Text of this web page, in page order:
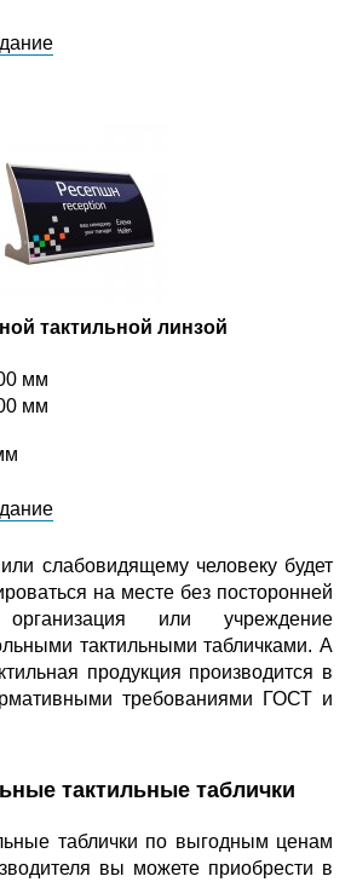
тактильной линзой
мм
мм
слабовидящему человеку будет
на месте без посторонней
или учреждение
тактильными табличками. А
продукция производится в
требованиями ГОСТ и
тактильные таблички
таблички по выгодным ценам
вы можете приобрести в